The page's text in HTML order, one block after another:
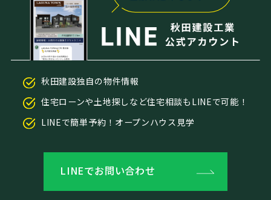
秋田建設独自の物件情報
住宅ローンや土地探しなど住宅相談もLINEで可能！
LINEで簡単予約！オープンハウス見学
LINEでお問い合わせ